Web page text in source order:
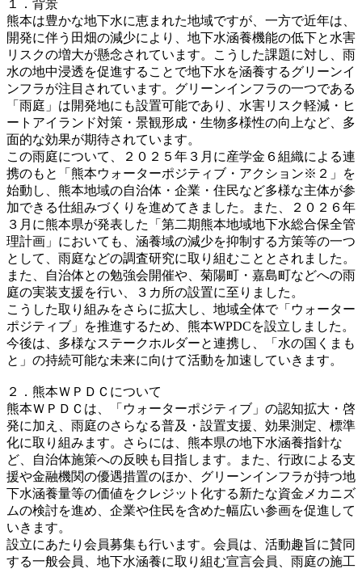
１．背景
熊本は豊かな地下水に恵まれた地域ですが、一方で近年は、
開発に伴う田畑の減少により、地下水涵養機能の低下と水害
リスクの増大が懸念されています。こうした課題に対し、雨
水の地中浸透を促進することで地下水を涵養するグリーンイ
ンフラが注目されています。グリーンインフラの一つである
「雨庭」は開発地にも設置可能であり、水害リスク軽減・ヒ
ートアイランド対策・景観形成・生物多様性の向上など、多
面的な効果が期待されています。
この雨庭について、２０２５年３月に産学金６組織による連
携のもと「熊本ウォーターポジティブ・アクション※２」を
始動し、熊本地域の自治体・企業・住民など多様な主体が参
加できる仕組みづくりを進めてきました。また、２０２６年
３月に熊本県が発表した「第二期熊本地域地下水総合保全管
理計画」においても、涵養域の減少を抑制する方策等の一つ
として、雨庭などの調査研究に取り組むこととされました。
また、自治体との勉強会開催や、菊陽町・嘉島町などへの雨
庭の実装支援を行い、３カ所の設置に至りました。
こうした取り組みをさらに拡大し、地域全体で「ウォーター
ポジティブ」を推進するため、熊本WPDCを設立しました。
今後は、多様なステークホルダーと連携し、「水の国くまも
と」の持続可能な未来に向けて活動を加速していきます。
２．熊本ＷＰＤＣについて
熊本ＷＰＤＣは、「ウォーターポジティブ」の認知拡大・啓
発に加え、雨庭のさらなる普及・設置支援、効果測定、標準
化に取り組みます。さらには、熊本県の地下水涵養指針な
ど、自治体施策への反映も目指します。また、行政による支
援や金融機関の優遇措置のほか、グリーンインフラが持つ地
下水涵養量等の価値をクレジット化する新たな資金メカニズ
ムの検討を進め、企業や住民を含めた幅広い参画を促進して
いきます。
設立にあたり会員募集も行います。会員は、活動趣旨に賛同
する一般会員、地下水涵養に取り組む宣言会員、雨庭の施工